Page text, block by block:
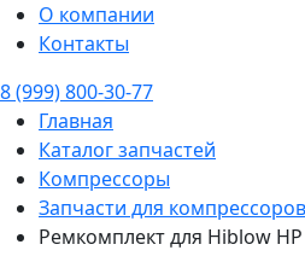
О компании
Контакты
8 (999) 800-30-77
Главная
Каталог запчастей
Компрессоры
Запчасти для компрессоров
Ремкомплект для Hiblow